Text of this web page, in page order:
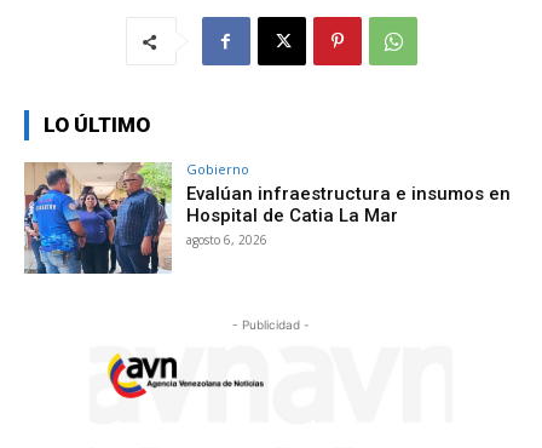
LO ÚLTIMO
Gobierno
Evalúan infraestructura e insumos en
Hospital de Catia La Mar
agosto 6, 2026
- Publicidad -